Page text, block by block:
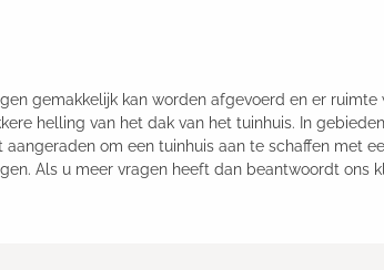
gemakkelijk kan worden afgevoerd en er
helling van het dak van het tuinhuis. In
om een tuinhuis aan te schaffen met
Als u meer vragen heeft dan beantwoordt ons